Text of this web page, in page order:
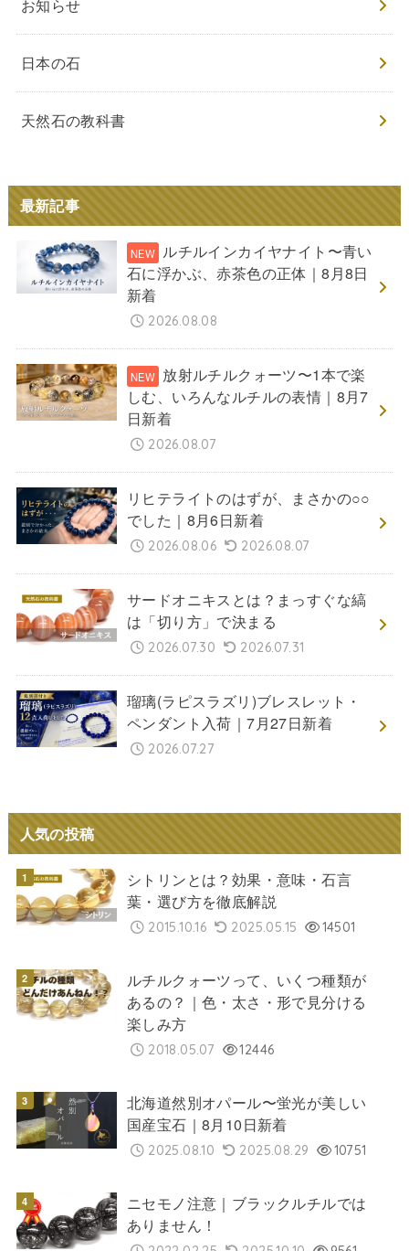
お知らせ
日本の石
天然石の教科書
最新記事
ルチルインカイヤナイト〜青い
石に浮かぶ、赤茶色の正体｜8月8日
新着
2026.08.08
放射ルチルクォーツ〜1本で楽
しむ、いろんなルチルの表情｜8月7
日新着
2026.08.07
リヒテライトのはずが、まさかの○○
でした｜8月6日新着
2026.08.06 2026.08.07
サードオニキスとは？まっすぐな縞
は「切り方」で決まる
2026.07.30 2026.07.31
瑠璃(ラピスラズリ)ブレスレット・
ペンダント入荷｜7月27日新着
2026.07.27
人気の投稿
シトリンとは？効果・意味・石言
葉・選び方を徹底解説
2015.10.16 2025.05.15 14501
ルチルクォーツって、いくつ種類が
あるの？｜色・太さ・形で見分ける
楽しみ方
2018.05.07 12446
北海道然別オパール〜蛍光が美しい
国産宝石｜8月10日新着
2025.08.10 2025.08.29 10751
ニセモノ注意｜ブラックルチルでは
ありません！